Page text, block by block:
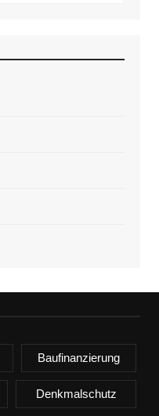
Baufinanzierung
Denkmalschutz